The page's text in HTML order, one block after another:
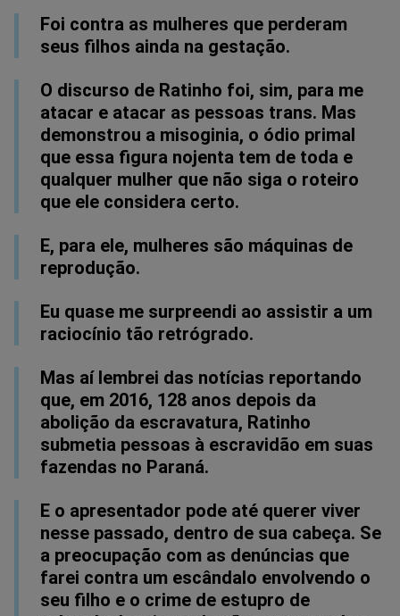
Foi contra as mulheres que perderam
seus filhos ainda na gestação.
O discurso de Ratinho foi, sim, para me
atacar e atacar as pessoas trans. Mas
demonstrou a misoginia, o ódio primal
que essa figura nojenta tem de toda e
qualquer mulher que não siga o roteiro
que ele considera certo.
E, para ele, mulheres são máquinas de
reprodução.
Eu quase me surpreendi ao assistir a um
raciocínio tão retrógrado.
Mas aí lembrei das notícias reportando
que, em 2016, 128 anos depois da
abolição da escravatura, Ratinho
submetia pessoas à escravidão em suas
fazendas no Paraná.
E o apresentador pode até querer viver
nesse passado, dentro de sua cabeça. Se
a preocupação com as denúncias que
farei contra um escândalo envolvendo o
seu filho e o crime de estupro de